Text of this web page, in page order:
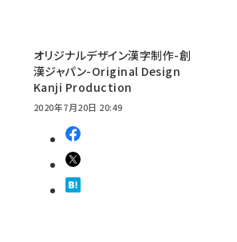
オリジナルデザイン漢字制作-創
漢ジャパン-Original Design
Kanji Production
2020年7月20日 20:49